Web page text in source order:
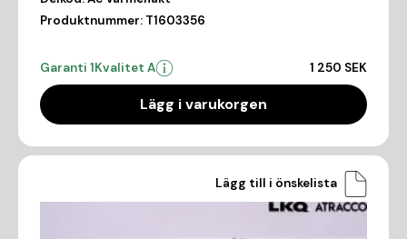
Produktnummer: T1603356
Garanti 1Kvalitet A 1 250 SEK
Lägg i varukorgen
Lägg till i önskelista